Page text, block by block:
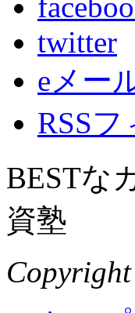
twitter
eメー
RSSフ
BESTな
資塾